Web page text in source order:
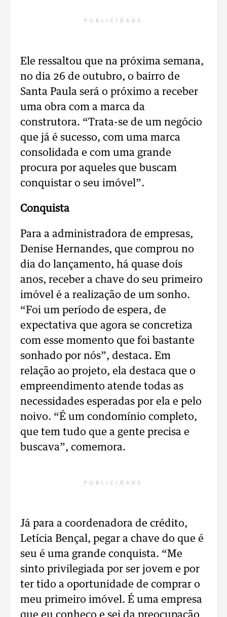
PUBLICIDADE
Ele ressaltou que na próxima semana,
no dia 26 de outubro, o bairro de
Santa Paula será o próximo a receber
uma obra com a marca da
construtora. “Trata-se de um negócio
que já é sucesso, com uma marca
consolidada e com uma grande
procura por aqueles que buscam
conquistar o seu imóvel”.
Conquista
Para a administradora de empresas,
Denise Hernandes, que comprou no
dia do lançamento, há quase dois
anos, receber a chave do seu primeiro
imóvel é a realização de um sonho.
“Foi um período de espera, de
expectativa que agora se concretiza
com esse momento que foi bastante
sonhado por nós”, destaca. Em
relação ao projeto, ela destaca que o
empreendimento atende todas as
necessidades esperadas por ela e pelo
noivo. “É um condomínio completo,
que tem tudo que a gente precisa e
buscava”, comemora.
PUBLICIDADE
Já para a coordenadora de crédito,
Letícia Bençal, pegar a chave do que é
seu é uma grande conquista. “Me
sinto privilegiada por ser jovem e por
ter tido a oportunidade de comprar o
meu primeiro imóvel. É uma empresa
que eu conheço e sei da preocupação